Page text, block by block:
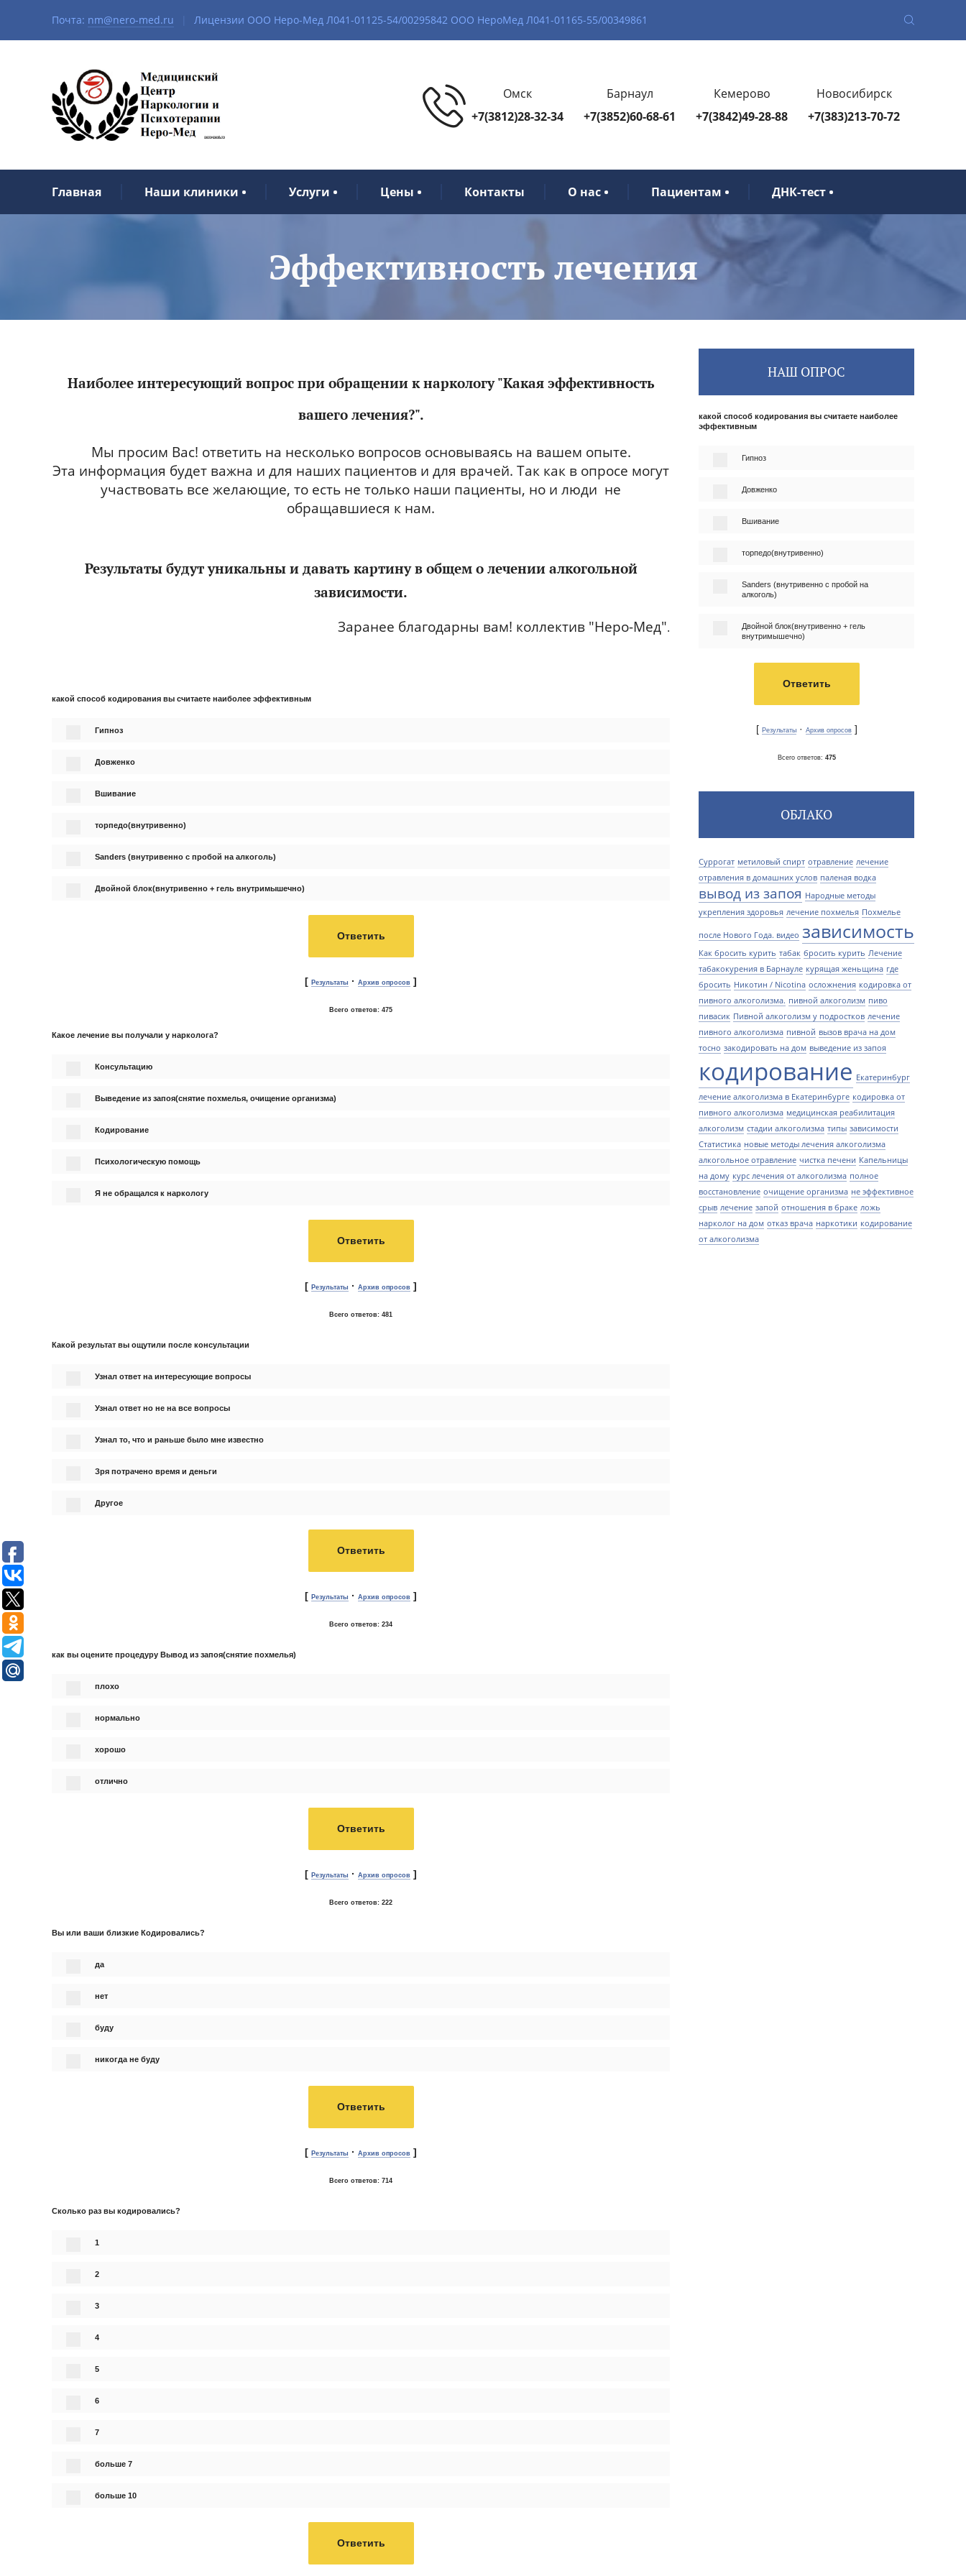
Почта: nm@nero-med.ru Лицензии ООО Неро-Мед Л041-01125-54/00295842 ООО НероМед Л041-01165-55/00349861
Новосибирск
+7(383)213-70-72
Кемерово
+7(3842)49-28-88
Барнаул
+7(3852)60-68-61
Омск
+7(3812)28-32-34
Главная Наши клиники Услуги Цены Контакты О нас Пациентам ДНК-тест
Эффективность лечения
Наиболее интересующий вопрос при обращении к наркологу "Какая эффективность
вашего лечения?".
Мы просим Вас! ответить на несколько вопросов основываясь на вашем опыте.
Эта информация будет важна и для наших пациентов и для врачей. Так как в опросе могут
участвовать все желающие, то есть не только наши пациенты, но и люди не
обращавшиеся к нам.
Результаты будут уникальны и давать картину в общем о лечении алкогольной
зависимости.
Заранее благодарны вам! коллектив "Неро-Мед".
какой способ кодирования вы считаете наиболее эффективным
Гипноз
Довженко
Вшивание
торпедо(внутривенно)
Sanders (внутривенно с пробой на алкоголь)
Двойной блок(внутривенно + гель внутримышечно)
[ Результаты · Архив опросов ]
Всего ответов: 475
Какое лечение вы получали у нарколога?
Консультацию
Выведение из запоя(снятие похмелья, очищение организма)
Кодирование
Психологическую помощь
Я не обращался к наркологу
[ Результаты · Архив опросов ]
Всего ответов: 481
Какой результат вы ощутили после консультации
Узнал ответ на интересующие вопросы
Узнал ответ но не на все вопросы
Узнал то, что и раньше было мне известно
Зря потрачено время и деньги
Другое
[ Результаты · Архив опросов ]
Всего ответов: 234
как вы оцените процедуру Вывод из запоя(снятие похмелья)
плохо
нормально
хорошо
отлично
[ Результаты · Архив опросов ]
Всего ответов: 222
Вы или ваши близкие Кодировались?
да
нет
буду
никогда не буду
[ Результаты · Архив опросов ]
Всего ответов: 714
Сколько раз вы кодировались?
1
2
3
4
5
6
7
больше 7
больше 10
НАШ ОПРОС
какой способ кодирования вы считаете наиболее
эффективным
Гипноз
Довженко
Вшивание
торпедо(внутривенно)
Sanders (внутривенно с пробой на
алкоголь)
Двойной блок(внутривенно + гель
внутримышечно)
[ Результаты· Архив опросов]
Всего ответов: 475
ОБЛАКО
Суррогат метиловый спирт отравление лечение
отравления в домашних услов паленая водка
вывод из запоя Народные методы
укрепления здоровья лечение похмелья Похмелье
после Нового Года. видео зависимость
Как бросить курить табак бросить курить Лечение
табакокурения в Барнауле курящая женьщина где
бросить Никотин / Nicotina осложнения кодировка от
пивного алкоголизма. пивной алкоголизм пиво
пивасик Пивной алкоголизм у подростков лечение
пивного алкоголизма пивной вызов врача на дом
тосно закодировать на дом выведение из запоя
кодирование Екатеринбург
лечение алкоголизма в Екатеринбурге кодировка от
пивного алкоголизма медицинская реабилитация
алкоголизм стадии алкоголизма типы зависимости
Статистика новые методы лечения алкоголизма
алкогольное отравление чистка печени Капельницы
на дому курс лечения от алкоголизма полное
восстановление очищение организма не эффективное
срыв лечение запой отношения в браке ложь
нарколог на дом отказ врача наркотики кодирование
от алкоголизма